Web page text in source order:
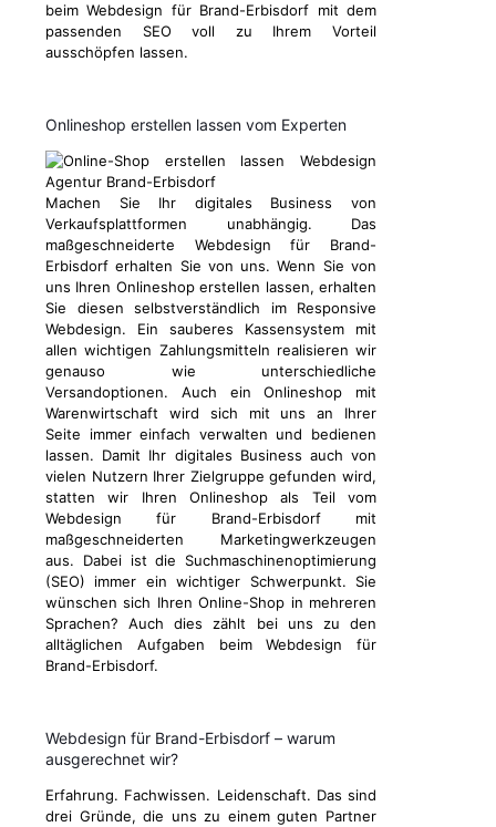
beim Webdesign für Brand-Erbisdorf mit dem
passenden SEO voll zu Ihrem Vorteil
ausschöpfen lassen.
Onlineshop erstellen lassen vom Experten
Machen Sie Ihr digitales Business von
Verkaufsplattformen unabhängig. Das
maßgeschneiderte Webdesign für Brand-
Erbisdorf erhalten Sie von uns. Wenn Sie von
uns Ihren Onlineshop erstellen lassen, erhalten
Sie diesen selbstverständlich im Responsive
Webdesign. Ein sauberes Kassensystem mit
allen wichtigen Zahlungsmitteln realisieren wir
genauso wie unterschiedliche
Versandoptionen. Auch ein Onlineshop mit
Warenwirtschaft wird sich mit uns an Ihrer
Seite immer einfach verwalten und bedienen
lassen. Damit Ihr digitales Business auch von
vielen Nutzern Ihrer Zielgruppe gefunden wird,
statten wir Ihren Onlineshop als Teil vom
Webdesign für Brand-Erbisdorf mit
maßgeschneiderten Marketingwerkzeugen
aus. Dabei ist die Suchmaschinenoptimierung
(SEO) immer ein wichtiger Schwerpunkt. Sie
wünschen sich Ihren Online-Shop in mehreren
Sprachen? Auch dies zählt bei uns zu den
alltäglichen Aufgaben beim Webdesign für
Brand-Erbisdorf.
Webdesign für Brand-Erbisdorf – warum
ausgerechnet wir?
Erfahrung. Fachwissen. Leidenschaft. Das sind
drei Gründe, die uns zu einem guten Partner